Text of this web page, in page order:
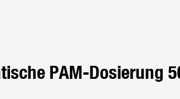
PAM-Dosierung